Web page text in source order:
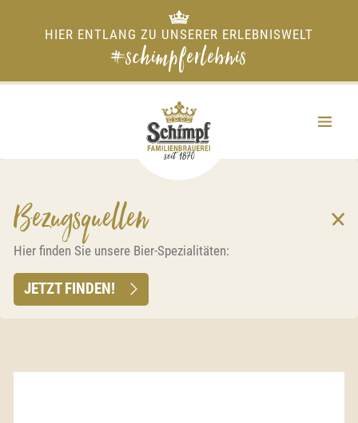
HIER ENTLANG ZU UNSERER ERLEBNISWELT
#schimpferlebnis
Bezugsquellen
Hier finden Sie unsere Bier-Spezialitäten:
JETZT FINDEN!